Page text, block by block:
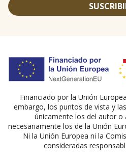
Financiado por la Unión
embargo, los puntos de vista y
únicamente los del autor o
necesariamente los de la Unión
Ni la Unión Europea ni la
consideradas